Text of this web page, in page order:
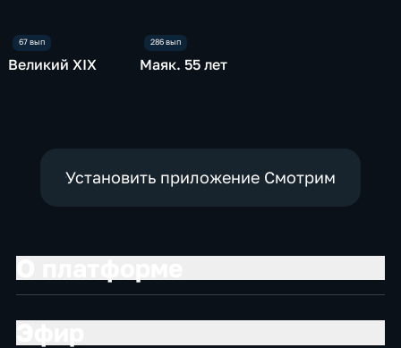
Великий XIX Маяк. 55 лет
Установить приложение Смотрим